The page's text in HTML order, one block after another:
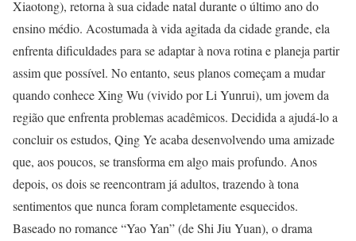
Xiaotong), retorna à sua cidade natal durante o último ano do
ensino médio. Acostumada à vida agitada da cidade grande, ela
enfrenta dificuldades para se adaptar à nova rotina e planeja partir
assim que possível. No entanto, seus planos começam a mudar
quando conhece Xing Wu (vivido por Li Yunrui), um jovem da
região que enfrenta problemas acadêmicos. Decidida a ajudá-lo a
concluir os estudos, Qing Ye acaba desenvolvendo uma amizade
que, aos poucos, se transforma em algo mais profundo. Anos
depois, os dois se reencontram já adultos, trazendo à tona
sentimentos que nunca foram completamente esquecidos.
Baseado no romance “Yao Yan” (de Shi Jiu Yuan), o drama